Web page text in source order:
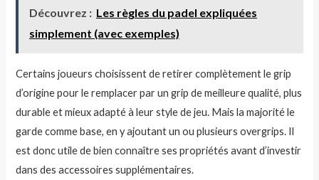
Découvrez : Les règles du padel expliquées
simplement (avec exemples)
Certains joueurs choisissent de retirer complètement le grip
d’origine pour le remplacer par un grip de meilleure qualité, plus
durable et mieux adapté à leur style de jeu. Mais la majorité le
garde comme base, en y ajoutant un ou plusieurs overgrips. Il
est donc utile de bien connaître ses propriétés avant d’investir
dans des accessoires supplémentaires.